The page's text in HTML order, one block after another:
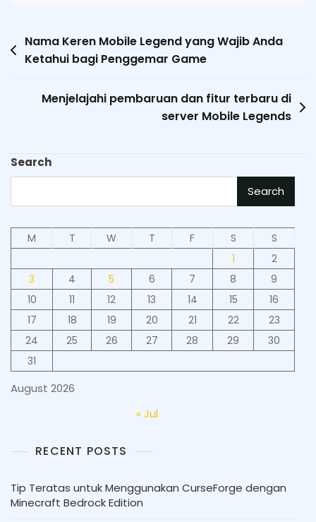
Post
navigation
Nama Keren Mobile Legend yang Wajib Anda
Ketahui bagi Penggemar Game
Menjelajahi pembaruan dan fitur terbaru di
server Mobile Legends
Search
Search
August 2026
M T W T F S
S
1
2
3
4 5 6 7 8
9
10
11 12 13 14 15
16
17
18 19 20 21 22
23
24
25 26 27 28 29
30
31
« Jul
RECENT POSTS
Tip Teratas untuk Menggunakan CurseForge dengan
Minecraft Bedrock Edition